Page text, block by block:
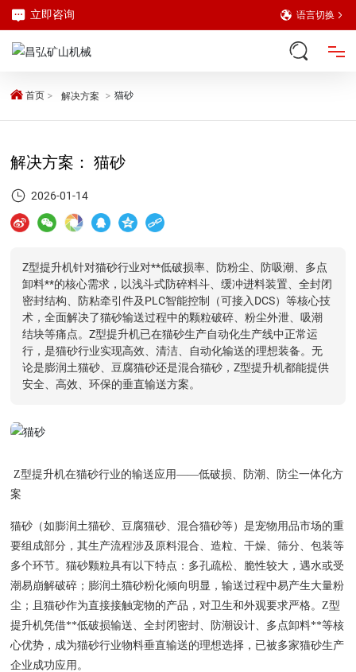
立即咨询 语言切换
网站首页
解决方案
新闻中心
客户案例
联系我们
首页 解决方案 猫砂
解决方案： 猫砂
2026-01-14
Z型提升机针对猫砂行业对**低破损率、防粉尘、防吸潮、多点
卸料**的核心需求，以浅斗式防碎料斗、缓冲进料装置、全封闭
密封结构、防粘牵引件及PLC智能控制（可接入DCS）等核心技
术，全面解决了猫砂输送过程中的颗粒破碎、粉尘外泄、吸潮
结块等痛点。Z型提升机已在猫砂生产自动化生产线中正常运
行，是猫砂行业实现高效、清洁、自动化输送的理想装备。无
论是膨润土猫砂、豆腐猫砂还是混合猫砂，Z型提升机都能提供
安全、高效、环保的垂直输送方案。
Z型提升机在猫砂行业的输送应用——低破损、防潮、防尘一体化方
案
猫砂（如膨润土猫砂、豆腐猫砂、混合猫砂等）是宠物用品市场的重
要组成部分，其生产流程涉及原料混合、造粒、干燥、筛分、包装等
多个环节。猫砂颗粒具有以下特点：多孔疏松、脆性较大，遇水或受
潮易崩解破碎；膨润土猫砂粉化倾向明显，输送过程中易产生大量粉
尘；且猫砂作为直接接触宠物的产品，对卫生和外观要求严格。Z型
提升机凭借**低破损输送、全封闭密封、防潮设计、多点卸料**等核
心优势，成为猫砂行业物料垂直输送的理想选择，已被多家猫砂生产
企业成功应用。